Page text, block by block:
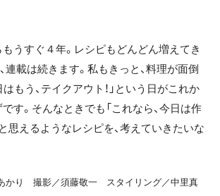
うすぐ４年。レシピもどんどん増えてき
連載は続きます。私もきっと、料理が面倒
はもう、テイクアウト！」という日がこれか
す。そんなときでも「これなら、今日は作
思えるようなレシピを、考えていきたいな
かり 撮影／須藤敬一 スタイリング／中里真